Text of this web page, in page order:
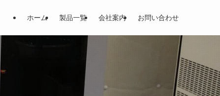
ホーム 製品一覧 会社案内 お問い合わせ